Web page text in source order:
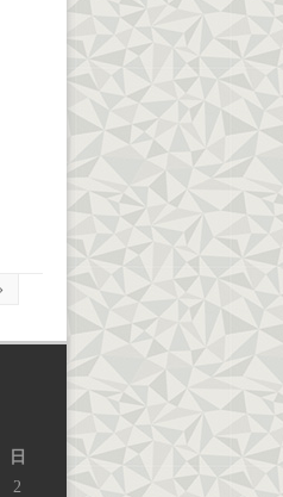
日
2